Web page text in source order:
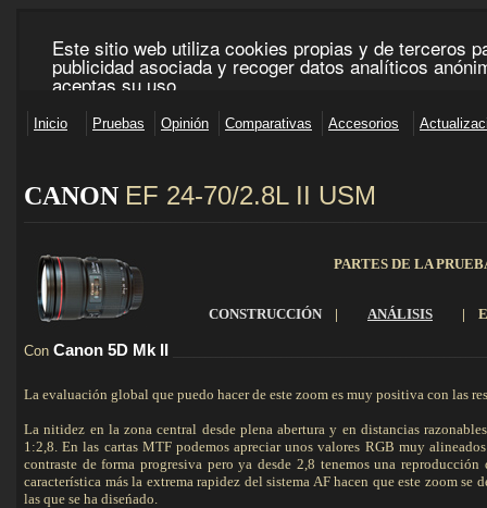
CANON EF 24-70/2.8L II USM
PARTES DE LA
CONSTRUCCIÓN | ANÁLISIS |
Con Canon 5D Mk
La evaluación global que puedo hacer de este zoom es muy positiva con las
La nitidez en la zona central desde plena abertura y en distancias
1:2,8. En las cartas MTF podemos apreciar unos valores RGB muy
contraste de forma progresiva pero ya desde 2,8 tenemos una
característica más la extrema rapidez del sistema AF hacen que este zoom
las que se ha diseńado.